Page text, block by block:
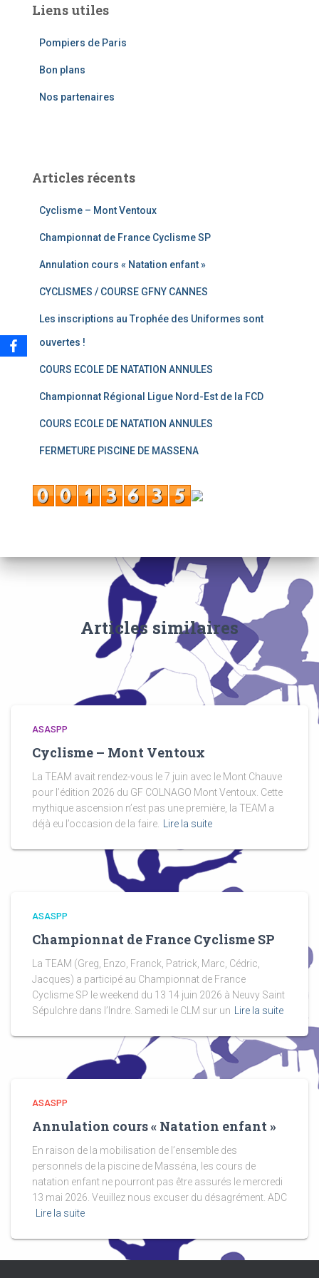
rLiens utiles
Pompiers de Paris
Bon plans
Nos partenaires
Articles récents
Cyclisme – Mont Ventoux
Championnat de France Cyclisme SP
Annulation cours « Natation enfant »
CYCLISMES / COURSE GFNY CANNES
Les inscriptions au Trophée des Uniformes sont
ouvertes !
COURS ECOLE DE NATATION ANNULES
Championnat Régional Ligue Nord-Est de la FCD
COURS ECOLE DE NATATION ANNULES
FERMETURE PISCINE DE MASSENA
Articles similaires
ASASPP
Cyclisme – Mont Ventoux
La TEAM avait rendez-vous le 7 juin avec le Mont Chauve
pour l’édition 2026 du GF COLNAGO Mont Ventoux. Cette
mythique ascension n’est pas une première, la TEAM a
déjà eu l’occasion de la faire.
Lire la suite
ASASPP
Championnat de France Cyclisme SP
La TEAM (Greg, Enzo, Franck, Patrick, Marc, Cédric,
Jacques) a participé au Championnat de France
Cyclisme SP le weekend du 13 14 juin 2026 à Neuvy Saint
Sépulchre dans l’Indre. Samedi le CLM sur un
Lire la suite
ASASPP
Annulation cours « Natation enfant »
En raison de la mobilisation de l’ensemble des
personnels de la piscine de Masséna, les cours de
natation enfant ne pourront pas être assurés le mercredi
13 mai 2026. Veuillez nous excuser du désagrément. ADC
Lire la suite